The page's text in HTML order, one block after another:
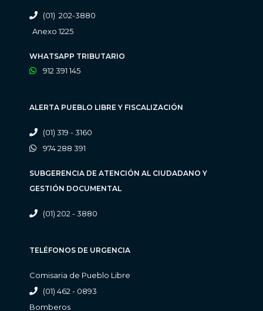
(01) 202-3880
Anexo 1225
WHATSAPP TRIBUTARIO
912 391 145
ALERTA PUEBLO LIBRE Y FISCALIZACIÓN
(01) 319 - 3160
974 288 391
SUBGERENCIA DE ATENCIÓN AL CIUDADANO Y
GESTIÓN DOCUMENTAL
(01) 202 - 3880
TELÉFONOS DE URGENCIA
Comisaria de Pueblo Libre
(01) 462 - 0893
Bomberos